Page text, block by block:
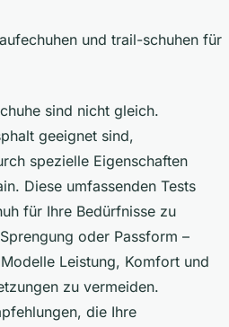
sind nicht gleich.
geeignet sind,
spezielle Eigenschaften
Diese umfassenden Tests
für Ihre Bedürfnisse zu
oder Passform –
Leistung, Komfort und
zu vermeiden.
die Ihre